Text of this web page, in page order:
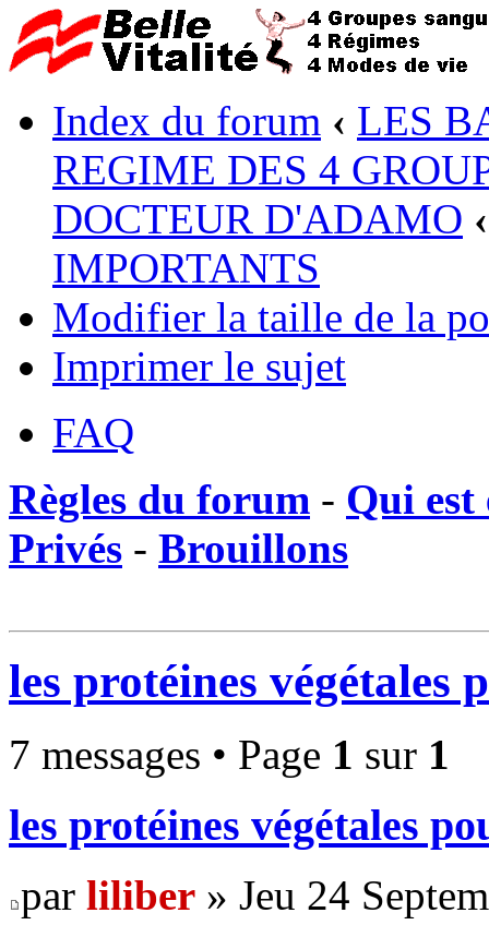
Index du forum ‹ LES
REGIME DES 4
DOCTEUR D'ADAMO ‹
IMPORTANTS
Modifier la taille de la
Imprimer le sujet
FAQ
Règles du forum - Qui est
Privés - Brouillons
les protéines végétales
7 messages • Page 1 sur 1
les protéines végétales
par liliber » Jeu 24